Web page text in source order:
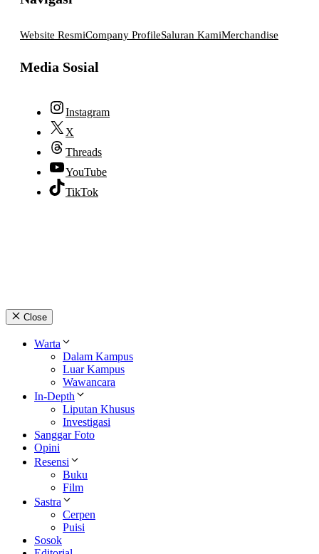
Website ResmiCompany ProfileSaluran KamiMerchandise
Media Sosial
Instagram
X
Threads
YouTube
TikTok
Close
Warta
Dalam Kampus
Luar Kampus
Wawancara
In-Depth
Liputan Khusus
Investigasi
Sanggar Foto
Opini
Resensi
Buku
Film
Sastra
Cerpen
Puisi
Sosok